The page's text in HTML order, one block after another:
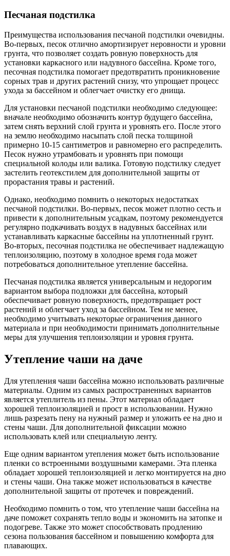
Песчаная подстилка
Преимущества использования песчаной подстилки очевидны.
Во-первых, песок отлично амортизирует неровности и уровни
грунта, что позволяет создать ровную поверхность для
установки каркасного или надувного бассейна. Кроме того,
песочная подстилка помогает предотвратить проникновение
сорных трав и других растений снизу, что упрощает процесс
ухода за бассейном и облегчает очистку его днища.
Для установки песчаной подстилки необходимо следующее:
вначале необходимо обозначить контур будущего бассейна,
затем снять верхний слой грунта и уровнять его. После этого
на землю необходимо насыпать слой песка толщиной
примерно 10-15 сантиметров и равномерно его распределить.
Песок нужно утрамбовать и уровнять при помощи
специальной колоды или валика. Готовую подстилку следует
застелить геотекстилем для дополнительной защиты от
прорастания травы и растений.
Однако, необходимо помнить о некоторых недостатках
песчаной подстилки. Во-первых, песок может плотно сесть и
привести к дополнительным усадкам, поэтому рекомендуется
регулярно подкачивать воздух в надувных бассейнах или
устанавливать каркасные бассейны на уплотненный грунт.
Во-вторых, песочная подстилка не обеспечивает надлежащую
теплоизоляцию, поэтому в холодное время года может
потребоваться дополнительное утепление бассейна.
Песчаная подстилка является универсальным и недорогим
вариантом выбора подложки для бассейна, который
обеспечивает ровную поверхность, предотвращает рост
растений и облегчает уход за бассейном. Тем не менее,
необходимо учитывать некоторые ограничения данного
материала и при необходимости принимать дополнительные
меры для улучшения теплоизоляции и уровня грунта.
Утепление чаши на даче
Для утепления чаши бассейна можно использовать различные
материалы. Одним из самых распространенных вариантов
является утеплитель из пены. Этот материал обладает
хорошей теплоизоляцией и прост в использовании. Нужно
лишь разрезать пену на нужный размер и уложить ее на дно и
стены чаши. Для дополнительной фиксации можно
использовать клей или специальную ленту.
Еще одним вариантом утепления может быть использование
пленки со встроенными воздушными камерами. Эта пленка
обладает хорошей теплоизоляцией и легко монтируется на дно
и стены чаши. Она также может использоваться в качестве
дополнительной защиты от протечек и повреждений.
Необходимо помнить о том, что утепление чаши бассейна на
даче поможет сохранять тепло воды и экономить на затопке и
подогреве. Также это может способствовать продлению
сезона пользования бассейном и повышению комфорта для
плавающих.